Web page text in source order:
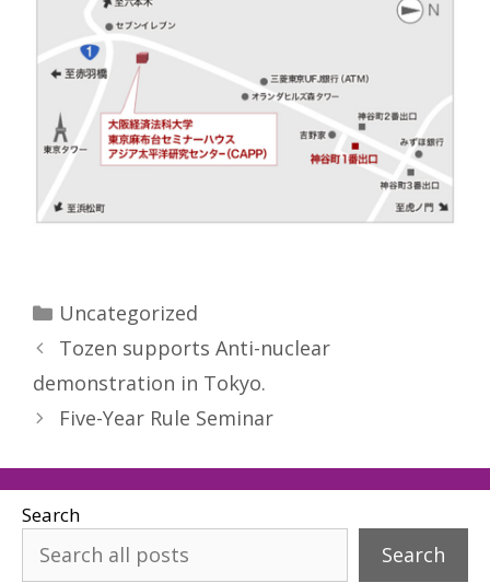
Categories
Uncategorized
Tozen supports Anti-nuclear
demonstration in Tokyo.
Five-Year Rule Seminar
Search
Search